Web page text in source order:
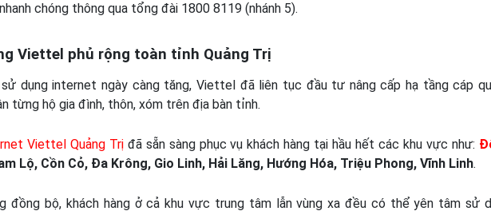
chóng thông qua tổng đài 1800 8119 (nhánh 5).
Viettel phủ rộng toàn tỉnh Quảng Trị
dụng internet ngày càng tăng, Viettel đã liên tục đầu tư nâng cấp hạ tầng cáp
từng hộ gia đình, thôn, xóm trên địa bàn tỉnh.
Viettel Quảng Trịđã sẵn sàng phục vụ khách hàng tại hầu hết các khu vực như:
Lộ, Cồn Cỏ, Đa Krông, Gio Linh, Hải Lăng, Hướng Hóa, Triệu Phong, Vĩnh Linh.
đồng bộ, khách hàng ở cả khu vực trung tâm lẫn vùng xa đều có thể yên tâm sử